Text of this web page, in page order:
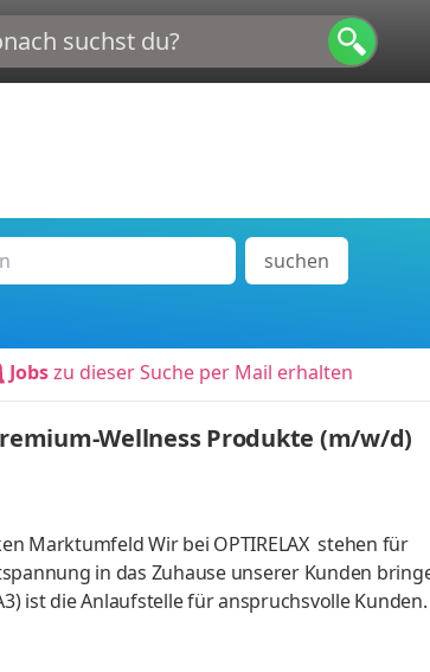
suchen
Jobszu dieser Suche per Mail erhalten
Wellness Produkte (m/w/d)
Marktumfeld Wir bei OPTIRELAX stehen für
in das Zuhause unserer Kunden
ist die Anlaufstelle für anspruchsvolle
mit hoher Kaufabsicht. Ihr
(Whirlpools, Swim Spas, Premium-